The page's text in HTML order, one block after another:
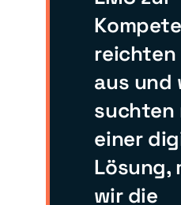
aus und
suchten
einer
Lösung,
wir die